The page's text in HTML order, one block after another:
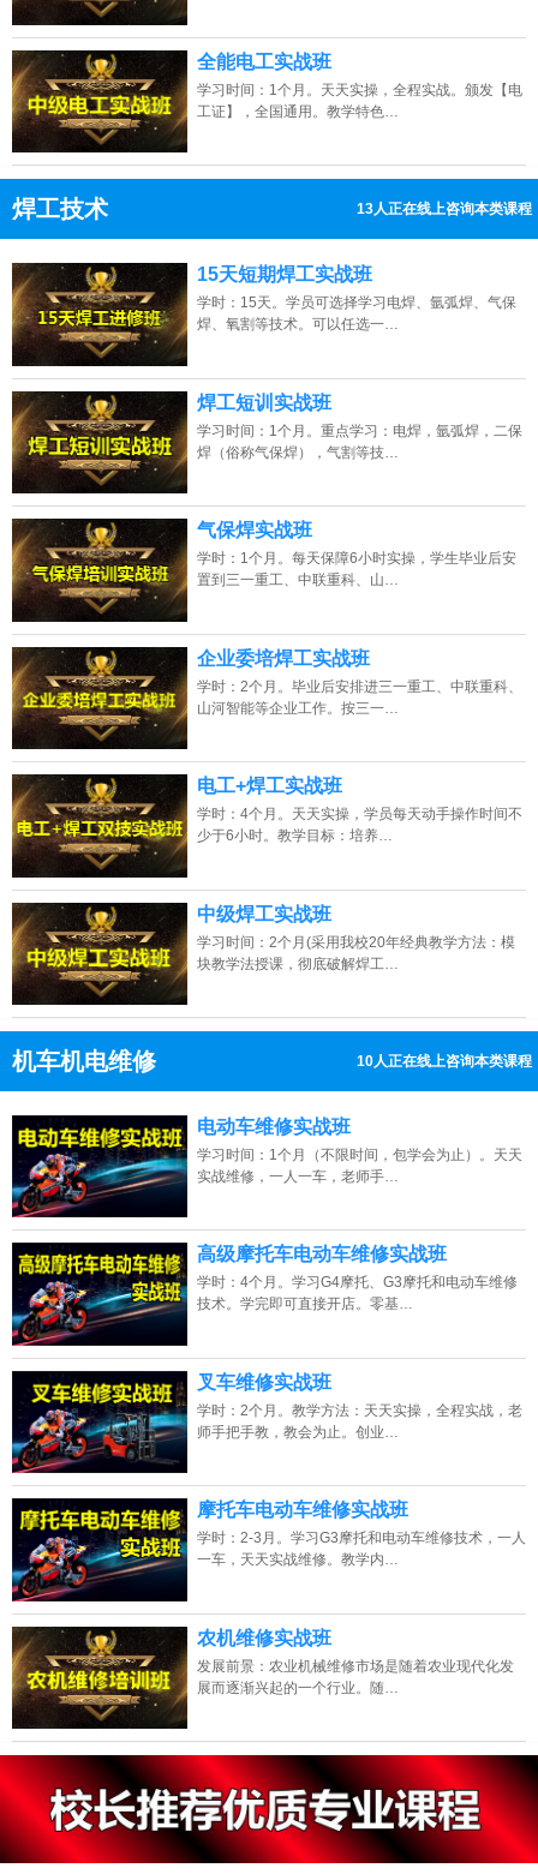
全能电工实战班
学习时间：1个月。天天实操，全程实战。颁发【电
工证】，全国通用。教学特色…
焊工技术 13人正在线上咨询本类课程
点击免费咨询电话：13807313137
15天短期焊工实战班
学时：15天。学员可选择学习电焊、氩弧焊、气保
焊、氧割等技术。可以任选一…
焊工短训实战班
学习时间：1个月。重点学习：电焊，氩弧焊，二保
焊（俗称气保焊），气割等技…
气保焊实战班
学时：1个月。每天保障6小时实操，学生毕业后安
置到三一重工、中联重科、山…
企业委培焊工实战班
学时：2个月。毕业后安排进三一重工、中联重科、
山河智能等企业工作。按三一…
电工+焊工实战班
学时：4个月。天天实操，学员每天动手操作时间不
少于6小时。教学目标：培养…
中级焊工实战班
学习时间：2个月(采用我校20年经典教学方法：模
块教学法授课，彻底破解焊工…
机车机电维修 10人正在线上咨询本类课程
点击免费咨询电话：13807313137
电动车维修实战班
学习时间：1个月（不限时间，包学会为止）。天天
实战维修，一人一车，老师手…
高级摩托车电动车维修实战班
学时：4个月。学习G4摩托、G3摩托和电动车维修
技术。学完即可直接开店。零基…
叉车维修实战班
学时：2个月。教学方法：天天实操，全程实战，老
师手把手教，教会为止。创业…
摩托车电动车维修实战班
学时：2-3月。学习G3摩托和电动车维修技术，一人
一车，天天实战维修。教学内…
农机维修实战班
发展前景：农业机械维修市场是随着农业现代化发
展而逐渐兴起的一个行业。随…